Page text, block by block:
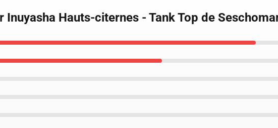
Inuyasha Hauts-citernes - Tank Top de